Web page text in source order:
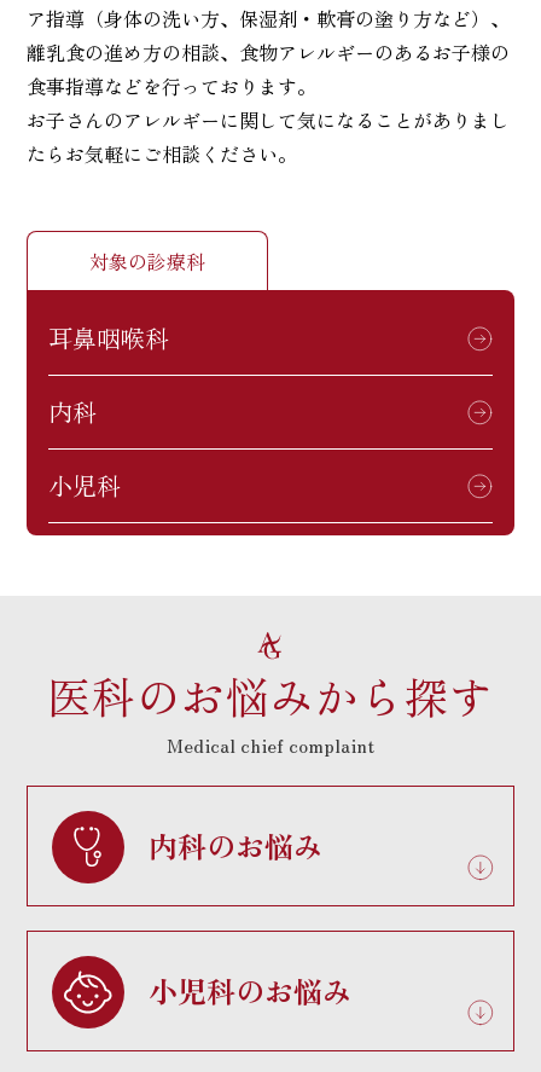
ア指導（身体の洗い方、保湿剤・軟膏の塗り方など）、
離乳食の進め方の相談、食物アレルギーのあるお子様の
食事指導などを行っております。
お子さんのアレルギーに関して気になることがありまし
たらお気軽にご相談ください。
対象の診療科
耳鼻咽喉科
内科
小児科
医科のお悩みから探す
Medical chief complaint
内科のお悩み
小児科のお悩み